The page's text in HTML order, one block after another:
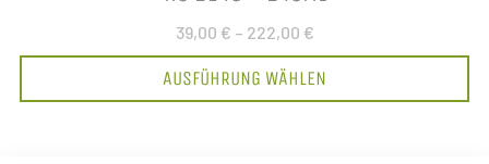
39,00 € – 222,00 €
AUSFÜHRUNG WÄHLEN